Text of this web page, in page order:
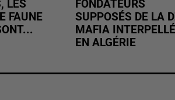
LES
FAUNE
FONDATEURS
SUPPOSÉS DE LA
MAFIA INTERPELLÉ
EN ALGÉRIE